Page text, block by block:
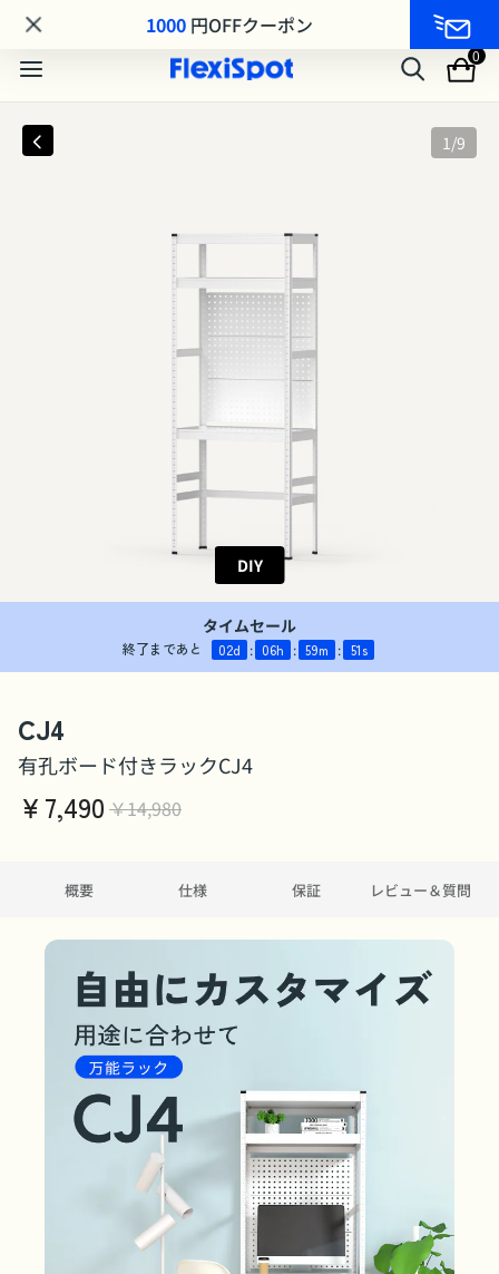
MA8シリーズ MAKUAKE先行発売｜最大25%OFF
0
1/9
DIY
タイムセール
終了まであと 02d : 06h : 59m : 50s
CJ4
有孔ボード付きラックCJ4
￥ 7,490 ￥14,980
概要 仕様 保証 レビュー＆質問
1000 円OFFクーポン